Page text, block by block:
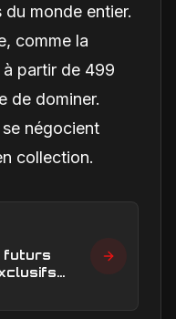
monde entier.
comme la
partir de 499
de dominer.
négocient
collection.
futurs
Luce